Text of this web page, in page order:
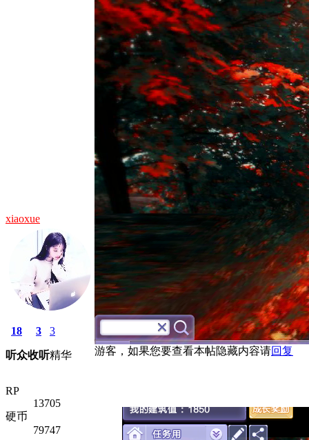
xiaoxue
18
听众
3
收听
3
精华
RP
13705
硬币
79747
游客，如果您要查看本帖隐藏内容请回复